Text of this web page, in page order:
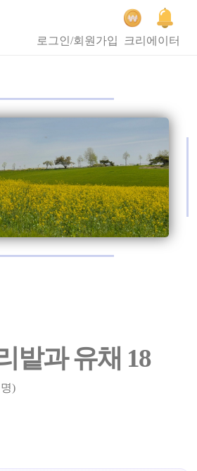
로그인/회원가입 크리에이터
밭과 유채 18
)